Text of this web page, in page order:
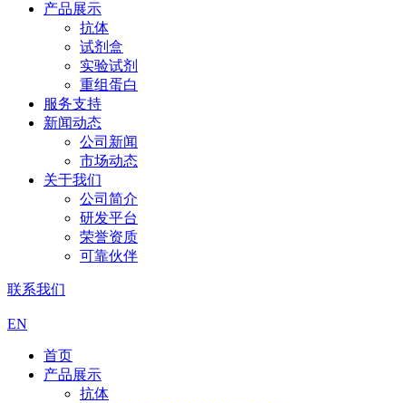
产品展示
抗体
试剂盒
实验试剂
重组蛋白
服务支持
新闻动态
公司新闻
市场动态
关于我们
公司简介
研发平台
荣誉资质
可靠伙伴
联系我们
EN
首页
产品展示
抗体